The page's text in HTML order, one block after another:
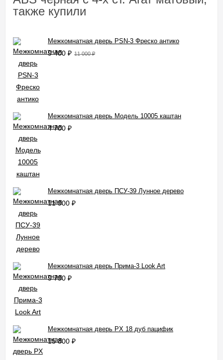
также купили
Межкомнатная дверь PSN-3 Фреско антико
9 400 ₽ 11 000₽
Межкомнатная дверь Модель 10005 каштан
4 700 ₽
Межкомнатная дверь ПСУ-39 Лунное дерево
11 900 ₽
Межкомнатная дверь Прима-3 Look Art
9 790 ₽
Межкомнатная дверь PX 18 дуб пацифик
15 800 ₽